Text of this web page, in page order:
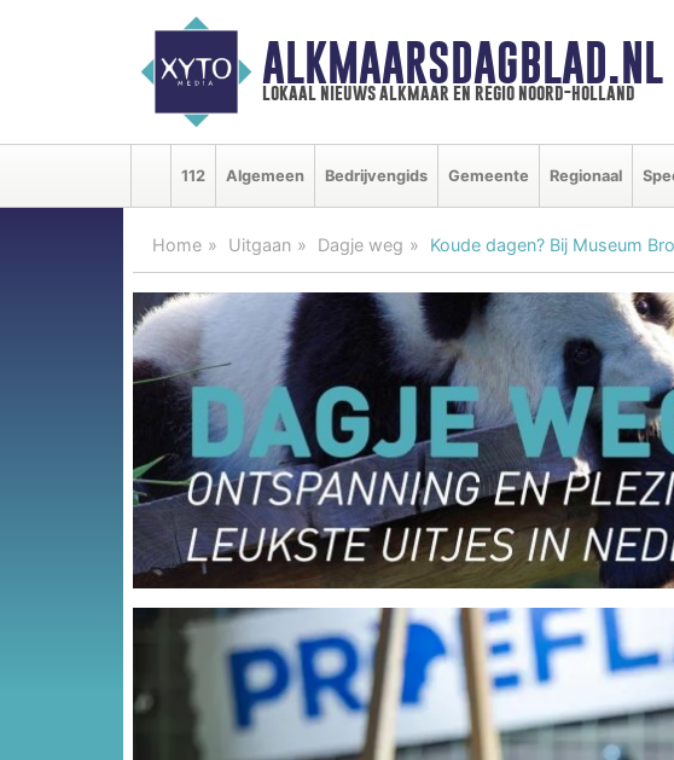
ALKMAARSDAGBLAD.NL
lokaal nieuws alkmaar en regio noord-holland
112 Algemeen Bedrijvengids Gemeente Regionaal
Home Uitgaan Dagje weg Koude dagen? Bij Museum